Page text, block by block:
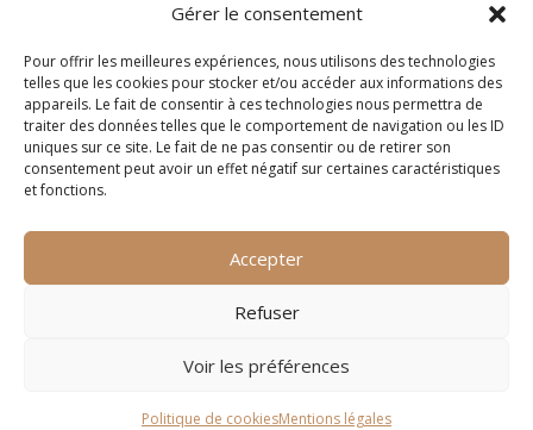
Gérer le consentement
Pour offrir les meilleures expériences, nous utilisons des technologies
telles que les cookies pour stocker et/ou accéder aux informations des
appareils. Le fait de consentir à ces technologies nous permettra de
traiter des données telles que le comportement de navigation ou les ID
uniques sur ce site. Le fait de ne pas consentir ou de retirer son
consentement peut avoir un effet négatif sur certaines caractéristiques
et fonctions.
Accepter
Refuser
Voir les préférences
Politique de cookiesMentions légales
©animage.fr2024 – tous droits réservésmentions
légales–crédits
4 rue Joseph Lafond
13400 AUBAGNE
contact@digitelium.fr
+33 (0)950 355 432